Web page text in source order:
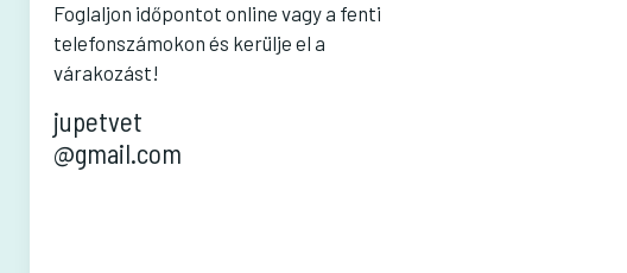
Foglaljon időpontot online vagy a fenti
telefonszámokon és kerülje el a
várakozást!
jupetvet
@gmail.com